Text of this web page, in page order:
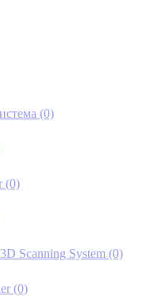
(0)
(0)
Scanning System (0)
(0)